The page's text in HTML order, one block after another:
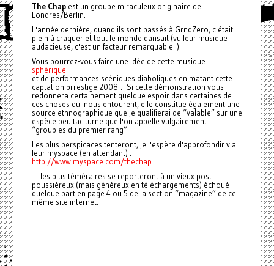
The Chapest un groupe miraculeux originaire de
Londres/Berlin.
L'année dernière, quand ils sont passés à GrndZero, c'était
plein à craquer et tout le monde dansait (vu leur musique
audacieuse, c'est un facteur remarquable !).
Vous pourrez-vous faire une idée de cette musique
sphérique
et de performances scéniques diaboliques en matant cette
captation prrestige 2008… Si cette démonstration vous
redonnera certainement quelque espoir dans certaines de
ces choses qui nous entourent, elle constitue également une
source ethnographique que je qualifierai de “valable” sur une
espèce peu taciturne que l'on appelle vulgairement
“groupies du premier rang”.
Les plus perspicaces tenteront, je l'espère d'approfondir via
leur myspace (en attendant) :
http://www.myspace.com/thechap
… les plus téméraires se reporteront à un vieux post
poussiéreux (mais généreux en téléchargements) échoué
quelque part en page 4 ou 5 de la section “magazine” de ce
même site internet.